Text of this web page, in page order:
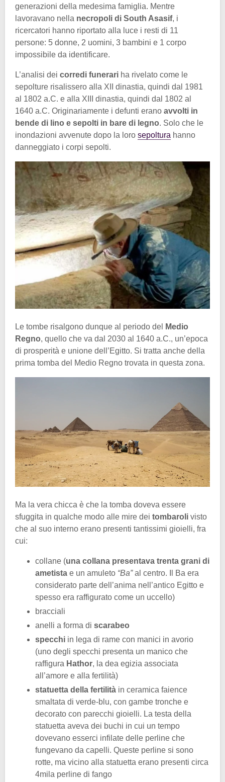
generazioni della medesima famiglia. Mentre
lavoravano nella necropoli di South Asasif, i
ricercatori hanno riportato alla luce i resti di 11
persone: 5 donne, 2 uomini, 3 bambini e 1 corpo
impossibile da identificare.
L’analisi dei corredi funerari ha rivelato come le
sepolture risalissero alla XII dinastia, quindi dal 1981
al 1802 a.C. e alla XIII dinastia, quindi dal 1802 al
1640 a.C. Originariamente i defunti erano avvolti in
bende di lino e sepolti in bare di legno. Solo che le
inondazioni avvenute dopo la loro sepoltura hanno
danneggiato i corpi sepolti.
Le tombe risalgono dunque al periodo del
Medio
Regno, quello che va dal 2030 al 1640 a.C., un’epoca
di prosperità e unione dell’Egitto. Si tratta anche della
prima tomba del Medio Regno trovata in questa zona.
Ma la vera chicca è che la tomba doveva essere
sfuggita in qualche modo alle mire dei tombaroli visto
che al suo interno erano presenti tantissimi gioielli, fra
cui:
collane (una collana presentava trenta grani di
ametista e un amuleto “Ba”al centro. Il Ba era
considerato parte dell’anima nell’antico Egitto e
spesso era raffigurato come un uccello)
bracciali
anelli a forma di scarabeo
specchi in lega di rame con manici in avorio
(uno degli specchi presenta un manico che
raffigura Hathor, la dea egizia associata
all’amore e alla fertilità)
statuetta della fertilità in ceramica faience
smaltata di verde-blu, con gambe tronche e
decorato con parecchi gioielli. La testa della
statuetta aveva dei buchi in cui un tempo
dovevano esserci infilate delle perline che
fungevano da capelli. Queste perline si sono
rotte, ma vicino alla statuetta erano presenti circa
4mila perline di fango